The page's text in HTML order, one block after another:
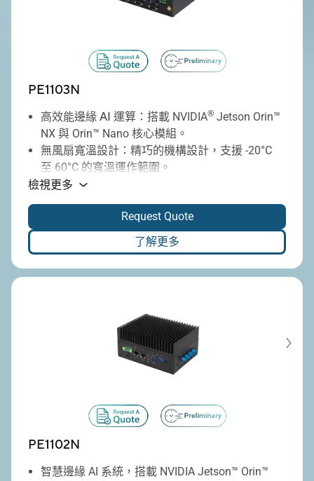
PE1103N
高效能邊緣 AI 運算 ：搭載 NVIDIA® Jetson Orin™
NX 與 Orin™ Nano 核心模組。
無風扇寬溫設計 ：精巧的機構設計，支援 -20°C
至 60°C 的寬溫運作範圍。
彈性的無線擴充能力
充 Wi-Fi、4G/5G 及支援 PPS 的 GNSS 功能。
寬電壓直流輸入與智慧電源管理
啟閉控制 (Ignition Control)，適用於多種電源環
境。
軍規等級的強固可靠性：通過美國軍規 MIL-STD-
GbE、1 組 GbE、2 組 RS232/422/485 及 1 組
CAN bus 連接埠。
檢視更多
Request Quote
了解更多
PE1102N
智慧邊緣 AI 系統，搭載 NVIDIA Jetson™ Orin™